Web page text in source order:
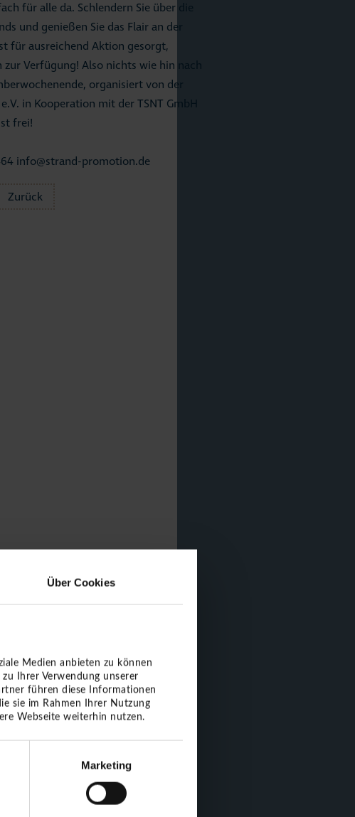
Über Cookies
Medien anbieten zu können
Ihrer Verwendung unserer
führen diese Informationen
sie im Rahmen Ihrer Nutzung
Webseite weiterhin nutzen.
Marketing
für alle da. Schlendern Sie über die
und genießen Sie das Flair an der
für ausreichend Aktion gesorgt,
Verfügung! Also nichts wie hin nach
organisiert von der
in Kooperation mit der TSNT GmbH
frei!
info@strand-promotion.de
Zurück